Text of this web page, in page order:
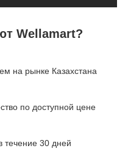
Wellamart?
на рынке Казахстана
по доступной цене
течение 30 дней